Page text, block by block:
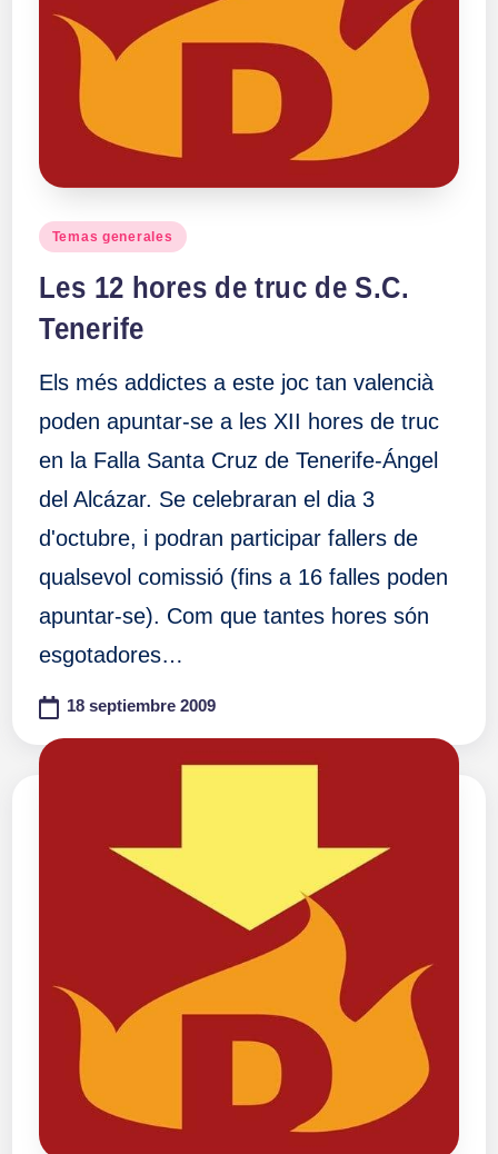
Publicado
Temas generales
Les 12 hores de truc de S.C.
Tenerife
Els més addictes a este joc tan valencià
poden apuntar-se a les XII hores de truc
en la Falla Santa Cruz de Tenerife-Ángel
del Alcázar. Se celebraran el dia 3
d'octubre, i podran participar fallers de
qualsevol comissió (fins a 16 falles poden
apuntar-se). Com que tantes hores són
esgotadores…
18 septiembre 2009